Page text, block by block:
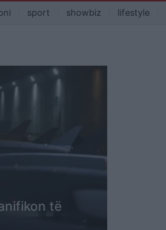
sport showbiz lifestyle
të